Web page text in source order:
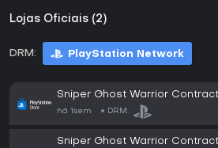
Lojas Oficiais (2)
DRM: PlayStation Network
Sniper Ghost Warrior
há 1sem DRM:
Sniper Ghost Warrior